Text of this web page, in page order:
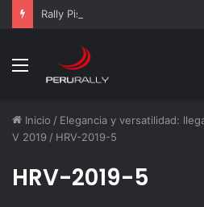
Rally Pisco 2026: todo listo para
Menú
Inicio / Elegancia y versatilidad:
V 2019 / HRV-2019-5
HRV-2019-5